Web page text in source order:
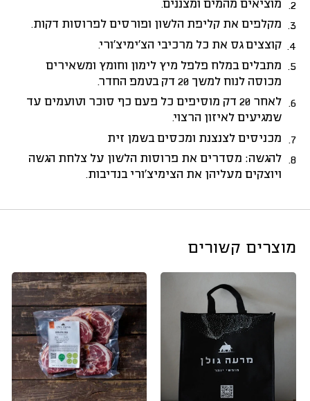
מוציאים מהמים ומצננים.
מקלפים את קליפת הלשון ופורסים לפרוסות דקות.
קוצצים גס את כל מרכיבי הצ’ימיצ’ורי.
מתבלים במלח פלפל מיץ לימון וחומץ ומשאירים
מכוסה לנוח למשך 20 דק בטמפ החדר.
לאחר 20 דק מוסיפים כל פעם כף סוכר וטועמים עד
שמגיעים לאיזון הרצוי.
מכניסים לצנצנת ומכסים בשמן זית
להגשה: מסדרים את פרוסות הלשון על צלחת הגשה
ויוצקים מעליהן את הצימיצ’ורי בנדיבות.
מוצרים קשורים